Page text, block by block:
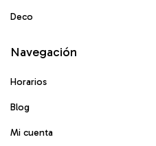
Deco
Navegación
Horarios
Blog
Mi cuenta